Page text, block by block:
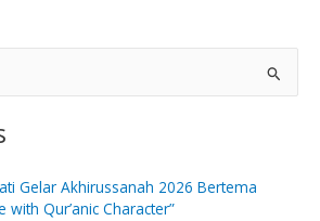
Gelar Akhirussanah 2026 Bertema
with Qur’anic Character”